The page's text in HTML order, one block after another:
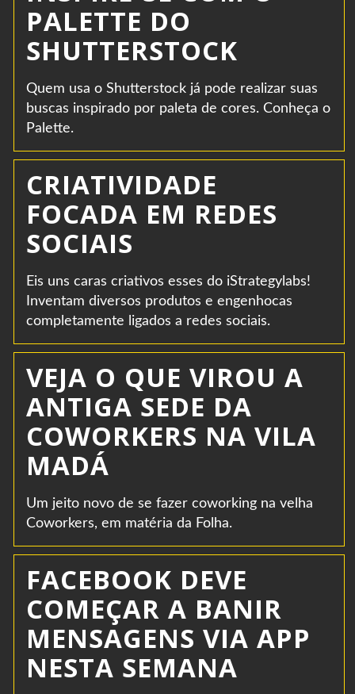
PALETTE DO
SHUTTERSTOCK
Quem usa o Shutterstock já pode realizar suas
buscas inspirado por paleta de cores. Conheça o
Palette.
CRIATIVIDADE
FOCADA EM REDES
SOCIAIS
Eis uns caras criativos esses do iStrategylabs!
Inventam diversos produtos e engenhocas
completamente ligados a redes sociais.
VEJA O QUE VIROU A
ANTIGA SEDE DA
COWORKERS NA VILA
MADÁ
Um jeito novo de se fazer coworking na velha
Coworkers, em matéria da Folha.
FACEBOOK DEVE
COMEÇAR A BANIR
MENSAGENS VIA APP
NESTA SEMANA